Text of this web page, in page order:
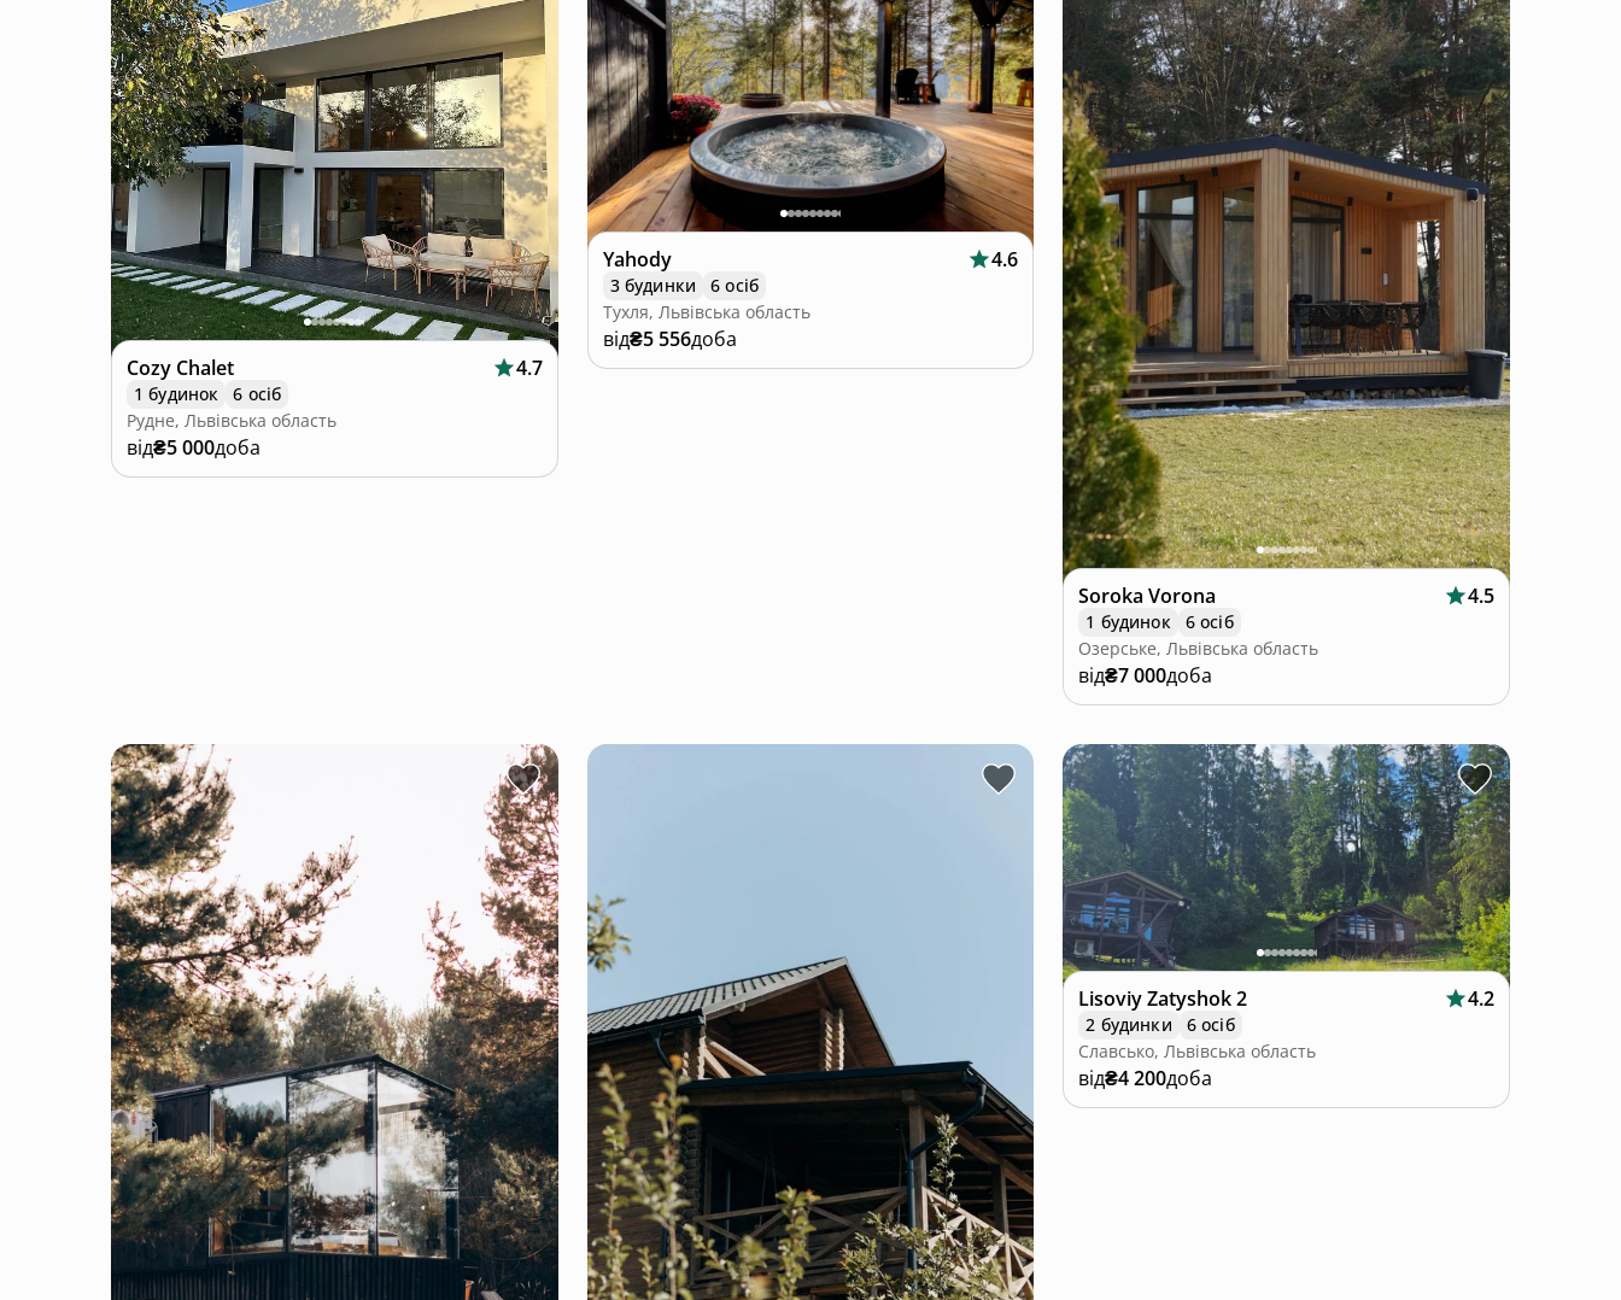
Cozy Chalet 4.7
1 будинок
6 осіб
Рудне, Львівська область
від₴5 000доба
Yahody 4.6
3 будинки
6 осіб
Тухля, Львівська область
від₴5 556доба
Soroka Vorona 4.5
1 будинок
6 осіб
Озерське, Львівська область
від₴7 000доба
Lisoviy Zatyshok 2 4.2
2 будинки
6 осіб
Славсько, Львівська область
від₴4 200доба